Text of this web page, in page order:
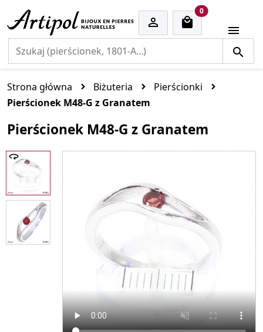

0cart items

Strona główna Biżuteria
Pierścionki
Pierścionek M48-G z Granatem
Pierścionek M48-G z Granatem